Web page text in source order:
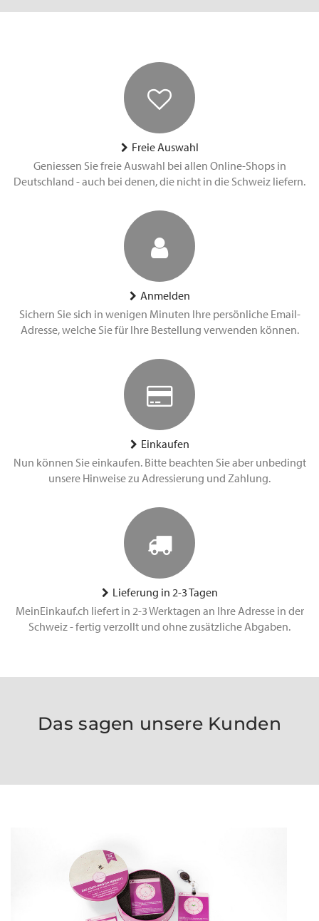
Freie Auswahl
Geniessen Sie freie Auswahl bei allen Online-Shops in
Deutschland - auch bei denen, die nicht in die Schweiz liefern.
Anmelden
Sichern Sie sich in wenigen Minuten Ihre persönliche Email-
Adresse, welche Sie für Ihre Bestellung verwenden können.
Einkaufen
Nun können Sie einkaufen. Bitte beachten Sie aber unbedingt
unsere Hinweise zu Adressierung und Zahlung.
Lieferung in 2-3 Tagen
MeinEinkauf.ch liefert in 2-3 Werktagen an Ihre Adresse in der
Schweiz - fertig verzollt und ohne zusätzliche Abgaben.
Das sagen unsere Kunden